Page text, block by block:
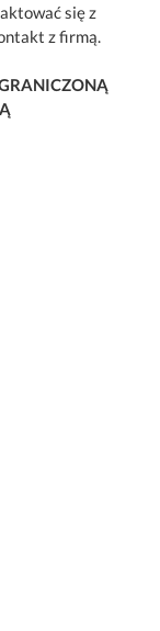
się z
z firmą.